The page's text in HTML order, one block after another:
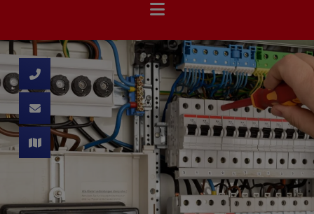
schließen
schließen
und schließen
schließen